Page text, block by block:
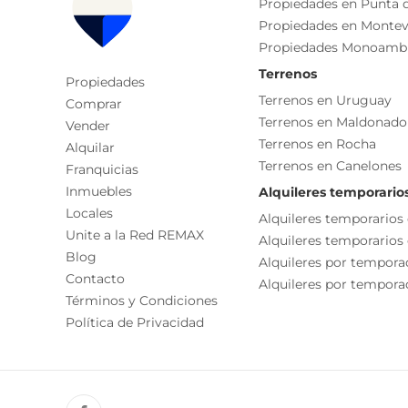
Amenities en el piso 11:
* Salón de usos múltiples con parrillero.
* Amplias terrazas con vistas despejadas.
* Gimnasio completamente equipado.
Cada Oficina es de propiedad, gestión y
La presente publicación describe las
responsable de la operación por la eventual
funcionales, servicios, impuestos, precios y
Ascensor
Dormitorio
Cocina
Terraza
Sala De Reuniones
Características
Orientación Oeste
Balcón
Propiedades
Comprar
Vender
Alquilar
Franquicias
Inmuebles
Locales
Unite a la Red REMAX
Blog
Contacto
Términos y Condiciones
Política de Privacidad
Propiedades en Punta
Propiedades en
Propiedades
Terrenos
Terrenos en Uruguay
Terrenos en Maldonado
Terrenos en Rocha
Terrenos en Canelones
Alquileres
Alquileres temporarios
Alquileres temporarios
Alquileres por
Alquileres por